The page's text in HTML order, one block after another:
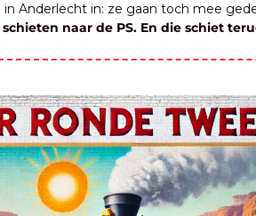
Anderlecht in: ze gaan toch mee
schieten naar de PS. En die schiet